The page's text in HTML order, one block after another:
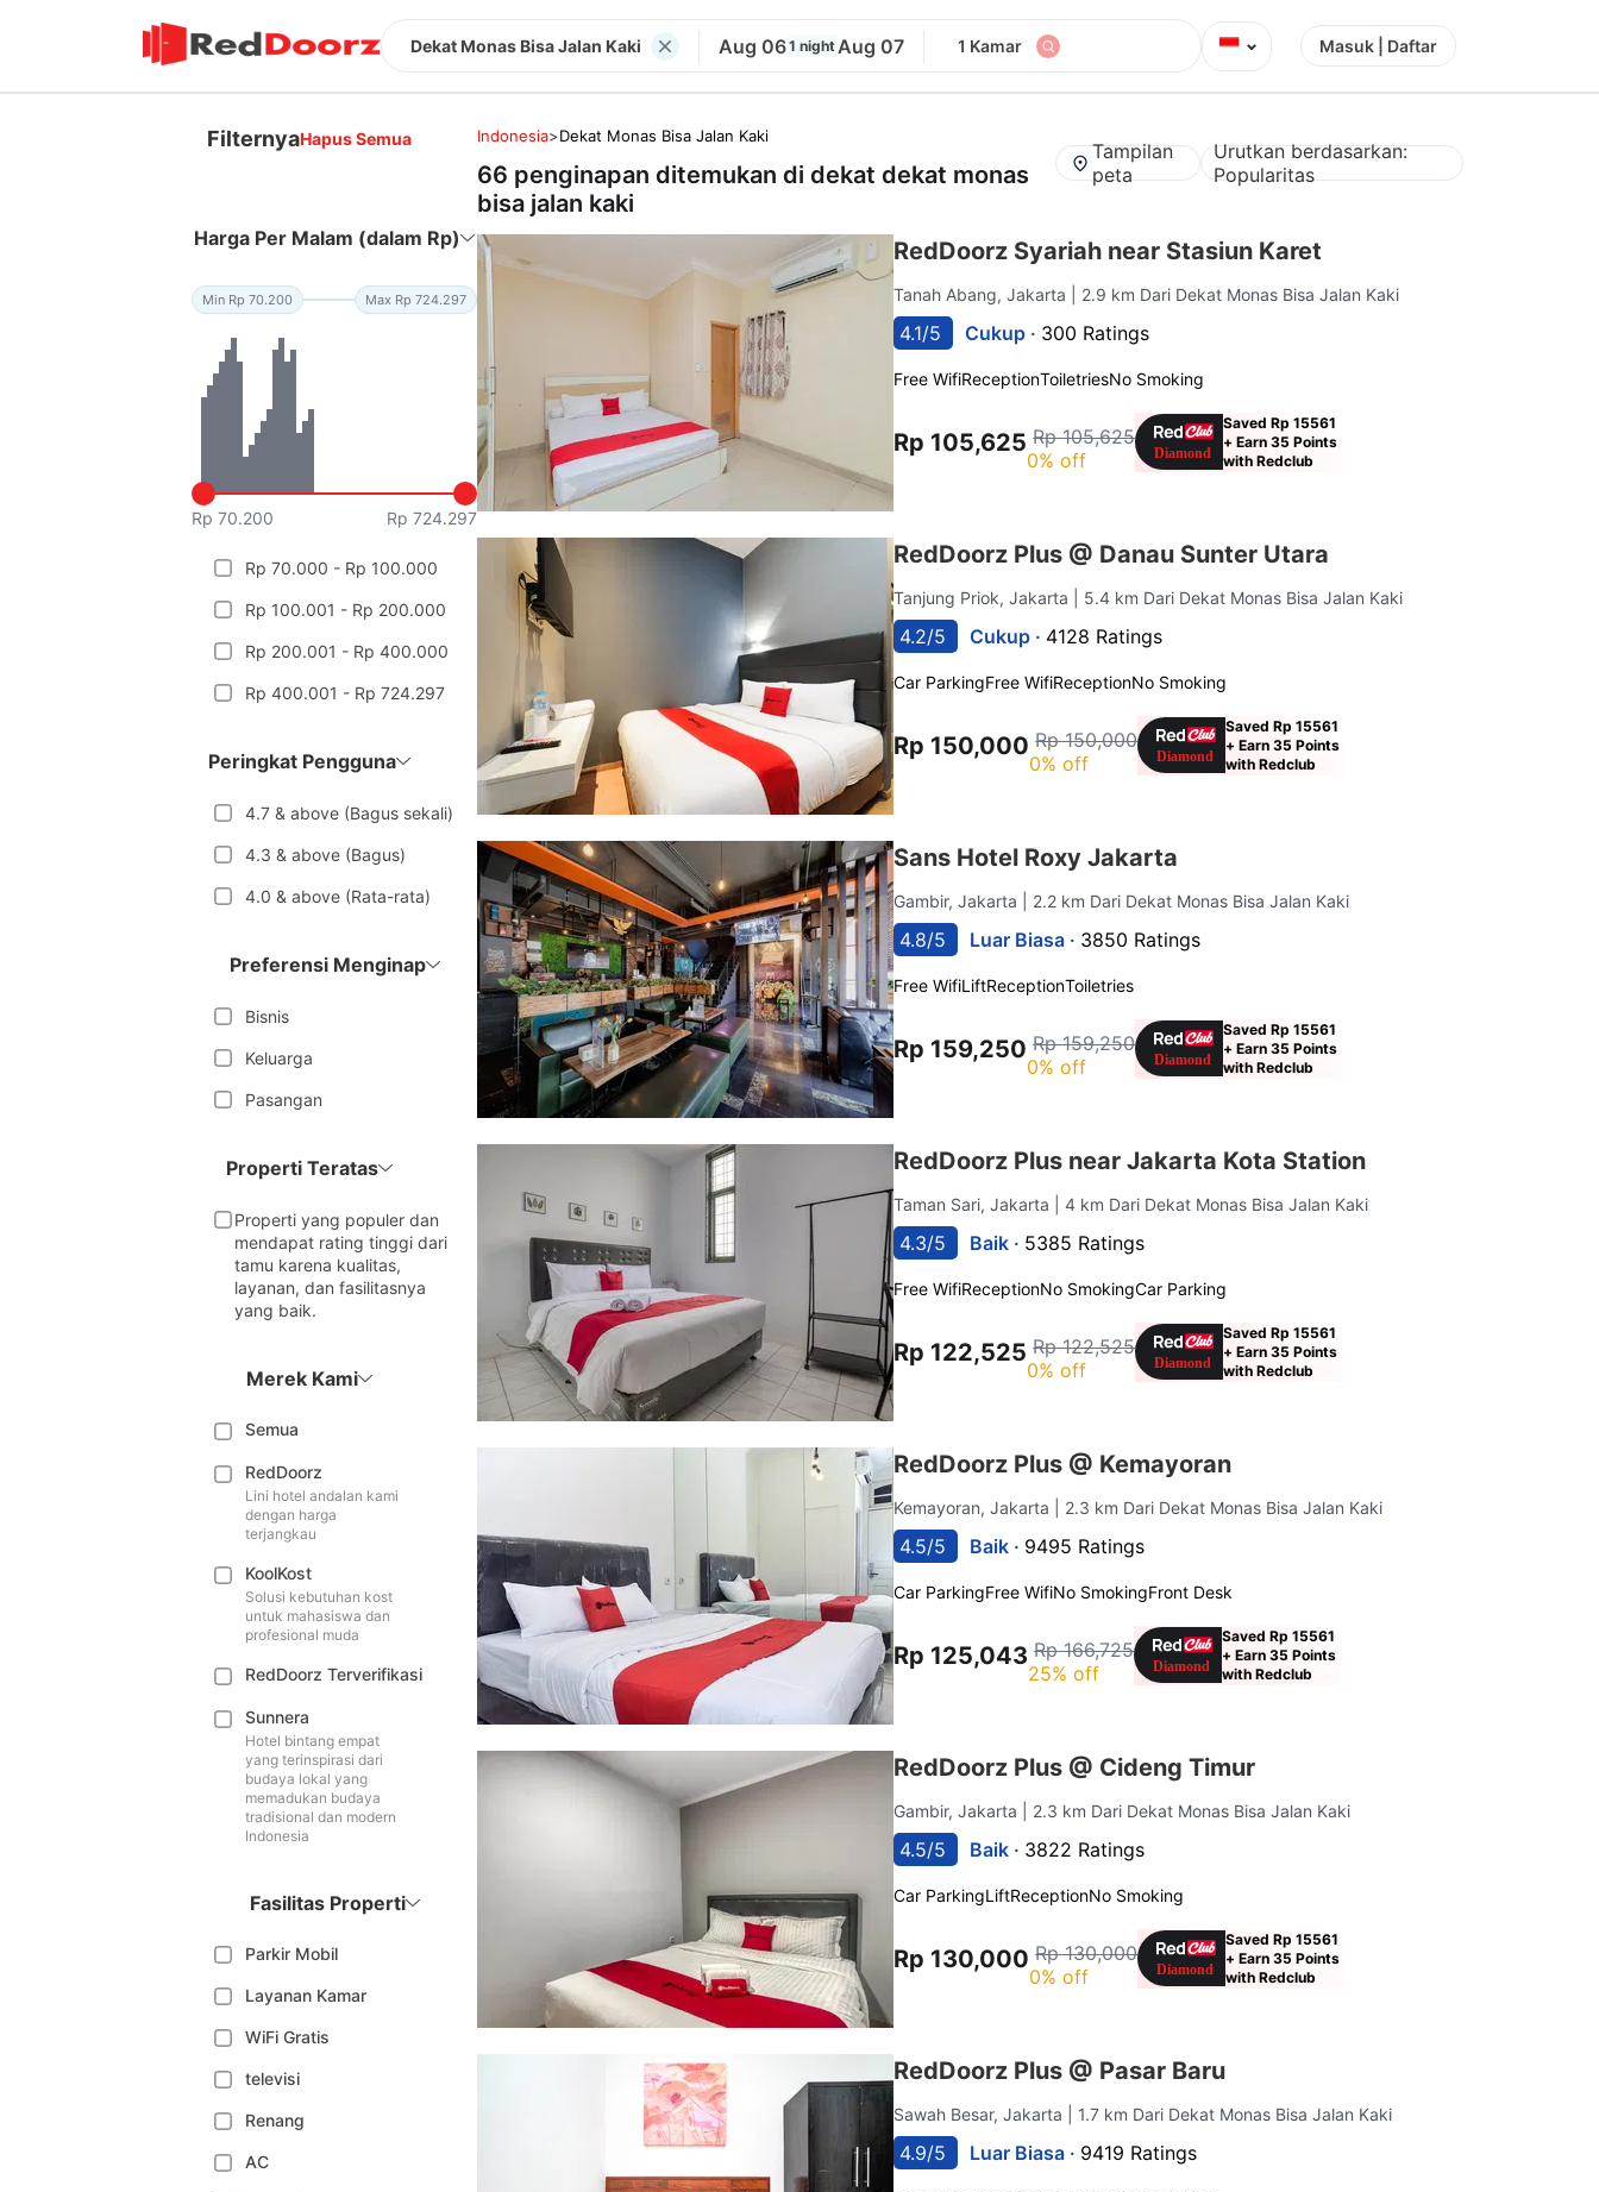
Dekat Monas Bisa Jalan Kaki Aug 061 night Aug 07 1 Kamar ⌄ Masuk | Daftar
FilternyaHapus Semua
Harga Per Malam (dalam Rp)
Min Rp 70.200 Max Rp 724.297
Rp 70.200 Rp 724.297
Rp 70.000 - Rp 100.000
Rp 100.001 - Rp 200.000
Rp 200.001 - Rp 400.000
Rp 400.001 - Rp 724.297
Peringkat Pengguna
4.7 & above (Bagus sekali)
4.3 & above (Bagus)
4.0 & above (Rata-rata)
Preferensi Menginap
Bisnis
Keluarga
Pasangan
Properti Teratas
Properti yang populer dan
mendapat rating tinggi dari
tamu karena kualitas,
layanan, dan fasilitasnya
yang baik.
Merek Kami
Semua
RedDoorz
Lini hotel andalan kami
dengan harga
terjangkau
KoolKost
Solusi kebutuhan kost
untuk mahasiswa dan
profesional muda
RedDoorz Terverifikasi
Sunnera
Hotel bintang empat
yang terinspirasi dari
budaya lokal yang
memadukan budaya
tradisional dan modern
Indonesia
Fasilitas Properti
Parkir Mobil
Layanan Kamar
WiFi Gratis
televisi
Renang
AC
Indonesia>Dekat Monas Bisa Jalan Kaki
66 penginapan ditemukan di dekatdekat monas
bisa jalan kaki
Tampilan
peta
Urutkan berdasarkan:
Popularitas
RedDoorz Syariah near Stasiun Karet
Tanah Abang, Jakarta | 2.9 km Dari Dekat Monas Bisa Jalan Kaki
4.1/5 Cukup · 300 Ratings
Free WifiReceptionToiletriesNo Smoking
Rp 105,625 Rp 105,625
0% off
Saved Rp 15561
+ Earn 35 Points
with Redclub
RedDoorz Plus @ Danau Sunter Utara
Tanjung Priok, Jakarta | 5.4 km Dari Dekat Monas Bisa Jalan Kaki
4.2/5 Cukup · 4128 Ratings
Car ParkingFree WifiReceptionNo Smoking
Rp 150,000 Rp 150,000
0% off
Saved Rp 15561
+ Earn 35 Points
with Redclub
Sans Hotel Roxy Jakarta
Gambir, Jakarta | 2.2 km Dari Dekat Monas Bisa Jalan Kaki
4.8/5 Luar Biasa · 3850 Ratings
Free WifiLiftReceptionToiletries
Rp 159,250 Rp 159,250
0% off
Saved Rp 15561
+ Earn 35 Points
with Redclub
RedDoorz Plus near Jakarta Kota Station
Taman Sari, Jakarta | 4 km Dari Dekat Monas Bisa Jalan Kaki
4.3/5 Baik · 5385 Ratings
Free WifiReceptionNo SmokingCar Parking
Rp 122,525 Rp 122,525
0% off
Saved Rp 15561
+ Earn 35 Points
with Redclub
RedDoorz Plus @ Kemayoran
Kemayoran, Jakarta | 2.3 km Dari Dekat Monas Bisa Jalan Kaki
4.5/5 Baik · 9495 Ratings
Car ParkingFree WifiNo SmokingFront Desk
Rp 125,043 Rp 166,725
25% off
Saved Rp 15561
+ Earn 35 Points
with Redclub
RedDoorz Plus @ Cideng Timur
Gambir, Jakarta | 2.3 km Dari Dekat Monas Bisa Jalan Kaki
4.5/5 Baik · 3822 Ratings
Car ParkingLiftReceptionNo Smoking
Rp 130,000 Rp 130,000
0% off
Saved Rp 15561
+ Earn 35 Points
with Redclub
RedDoorz Plus @ Pasar Baru
Sawah Besar, Jakarta | 1.7 km Dari Dekat Monas Bisa Jalan Kaki
4.9/5 Luar Biasa · 9419 Ratings